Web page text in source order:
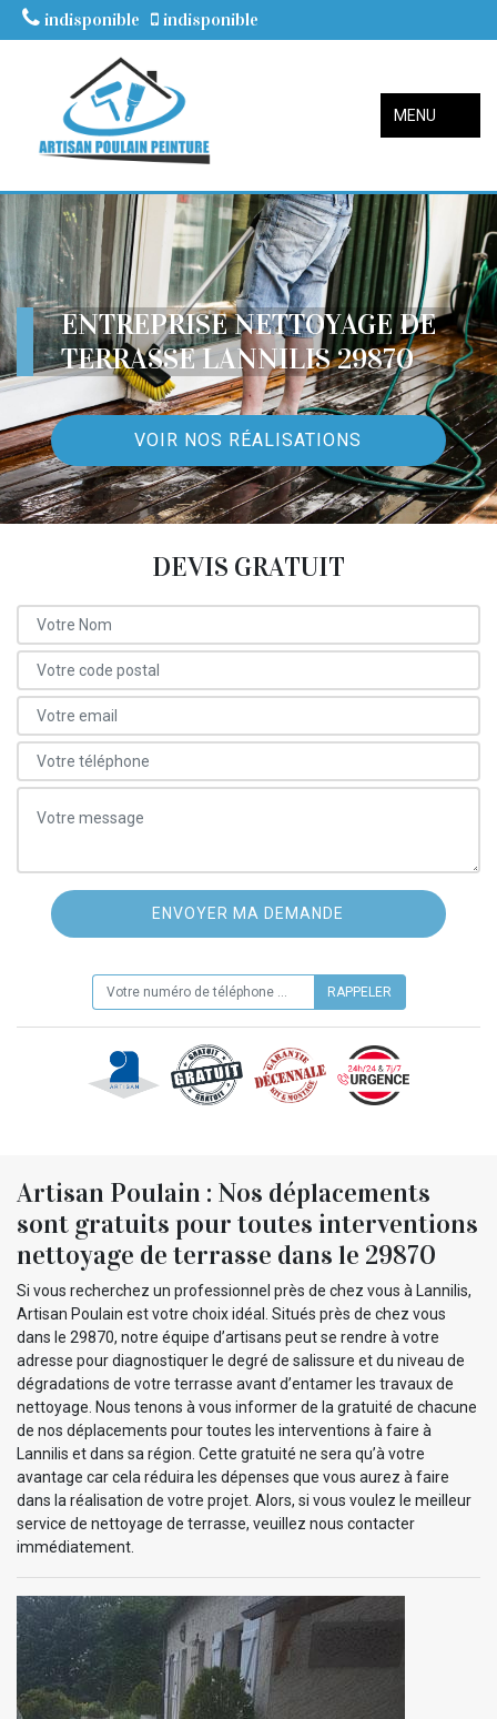
indisponible indisponible
MENU
ENTREPRISE NETTOYAGE DE
TERRASSE LANNILIS 29870
VOIR NOS RÉALISATIONS
DEVIS GRATUIT
Artisan Poulain : Nos déplacements
sont gratuits pour toutes interventions
nettoyage de terrasse dans le 29870
Si vous recherchez un professionnel près de chez vous à Lannilis,
Artisan Poulain est votre choix idéal. Situés près de chez vous
dans le 29870, notre équipe d’artisans peut se rendre à votre
adresse pour diagnostiquer le degré de salissure et du niveau de
dégradations de votre terrasse avant d’entamer les travaux de
nettoyage. Nous tenons à vous informer de la gratuité de chacune
de nos déplacements pour toutes les interventions à faire à
Lannilis et dans sa région. Cette gratuité ne sera qu’à votre
avantage car cela réduira les dépenses que vous aurez à faire
dans la réalisation de votre projet. Alors, si vous voulez le meilleur
service de nettoyage de terrasse, veuillez nous contacter
immédiatement.